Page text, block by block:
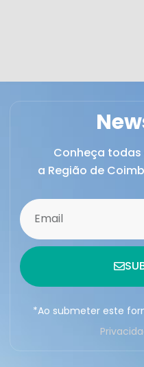
Conheça
a Região de
*Ao submeter este